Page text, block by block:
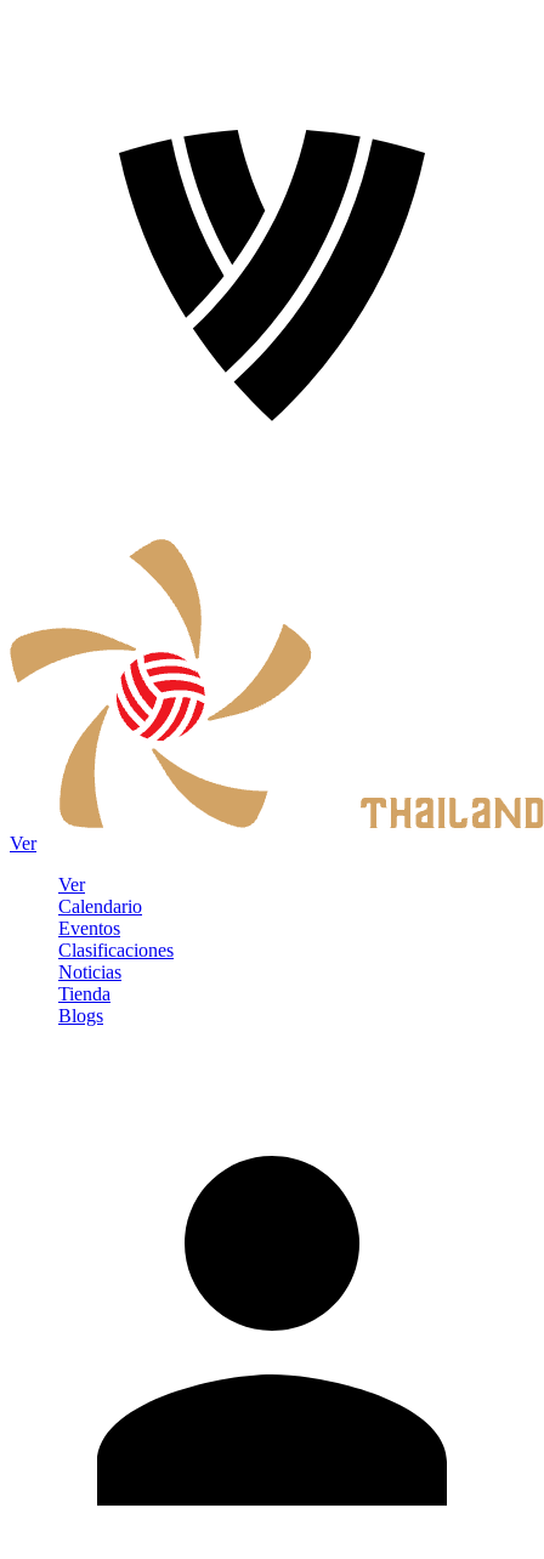
Ver
Ver
Calendario
Eventos
Clasificaciones
Noticias
Tienda
Blogs